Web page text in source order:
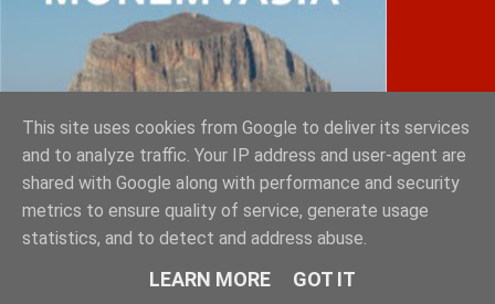
This site uses cookies from Google to deliver its services
and to analyze traffic. Your IP address and user-agent are
shared with Google along with performance and security
metrics to ensure quality of service, generate usage
statistics, and to detect and address abuse.
LEARN MORE GOT IT